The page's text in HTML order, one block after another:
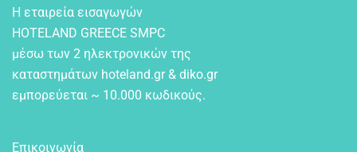
Η εταιρεία εισαγωγών
HOTELAND GREECE SMPC
μέσω των 2 ηλεκτρονικών της
καταστημάτων hoteland.gr & diko.gr
εμπορεύεται ~ 10.000 κωδικούς.
Επικοινωνία